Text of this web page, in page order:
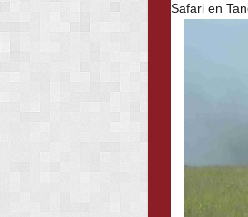
Safari en